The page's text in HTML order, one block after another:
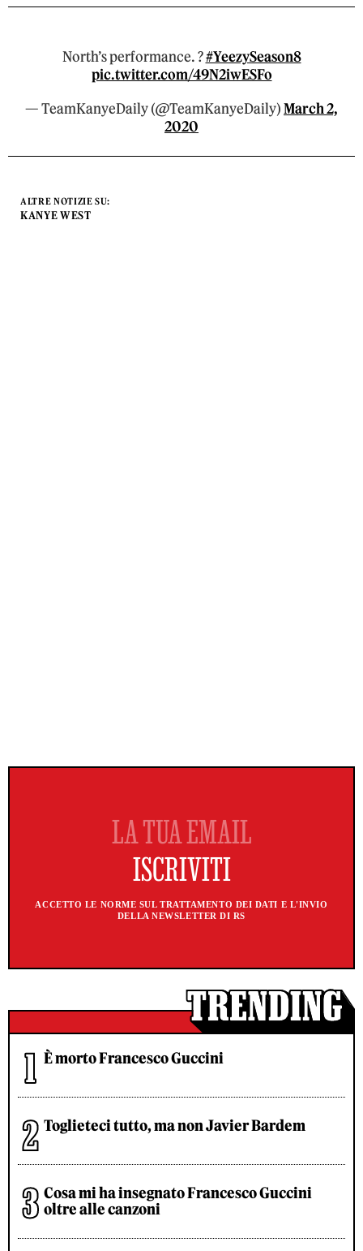
North’s performance. ?#YeezySeason8
pic.twitter.com/49N2iwESFo
— TeamKanyeDaily (@TeamKanyeDaily)March 2,
2020
ALTRE NOTIZIE SU:
KANYE WEST
ACCETTO LE NORME SUL TRATTAMENTO DEI DATI E L'INVIO
DELLA NEWSLETTER DI RS
È morto Francesco Guccini
Toglieteci tutto, ma non Javier Bardem
Cosa mi ha insegnato Francesco Guccini
oltre alle canzoni